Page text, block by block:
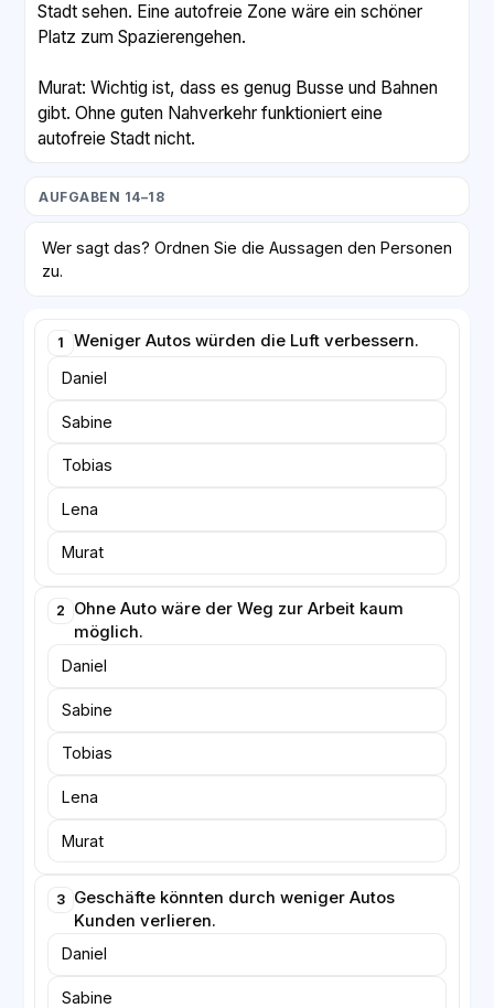
Stadt sehen. Eine autofreie Zone wäre ein schöner
Platz zum Spazierengehen.
Murat: Wichtig ist, dass es genug Busse und Bahnen
gibt. Ohne guten Nahverkehr funktioniert eine
autofreie Stadt nicht.
AUFGABEN 14–18
Wer sagt das? Ordnen Sie die Aussagen den Personen
zu.
1 Weniger Autos würden die Luft verbessern.
Daniel
Sabine
Tobias
Lena
Murat
2
Ohne Auto wäre der Weg zur Arbeit kaum
möglich.
Daniel
Sabine
Tobias
Lena
Murat
3 Geschäfte könnten durch weniger Autos
Kunden verlieren.
Daniel
Sabine